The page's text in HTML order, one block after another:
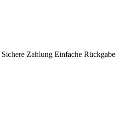
Sichere Zahlung Einfache Rückgabe